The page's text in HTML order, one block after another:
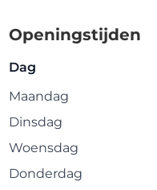
Openingstijden
Dag
Maandag
Dinsdag
Woensdag
Donderdag